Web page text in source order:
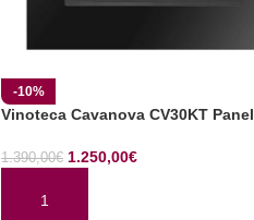
-10%
Vinoteca Cavanova CV30KT
1.390,00€ 1.250,00€
AÑADIR AL CARRITO